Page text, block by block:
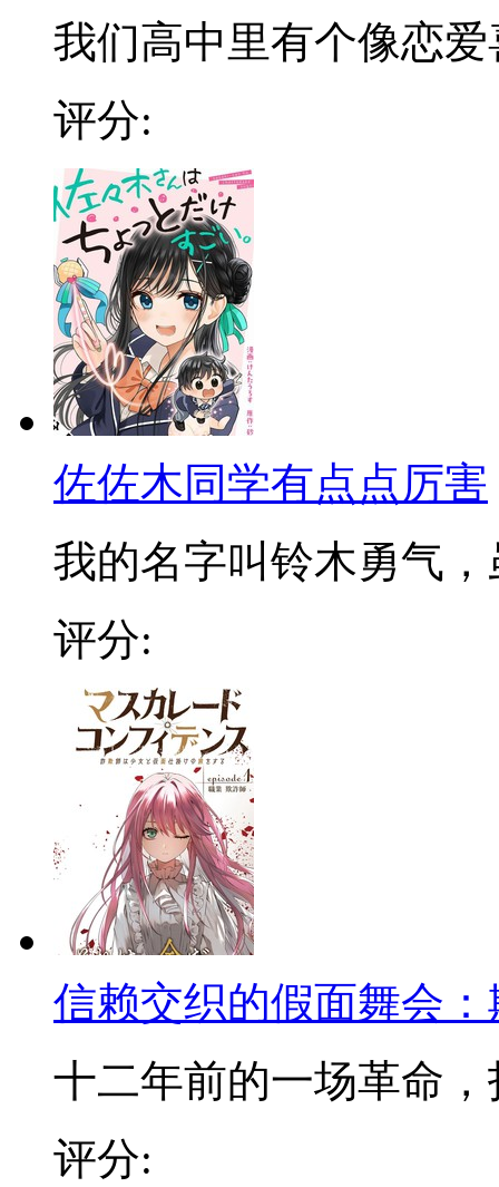
我们高中里有个像恋爱
评分:
佐佐木同学有点点厉害
我的名字叫铃木勇气，
评分:
信赖交织的假面舞会
十二年前的一场革命，
评分: